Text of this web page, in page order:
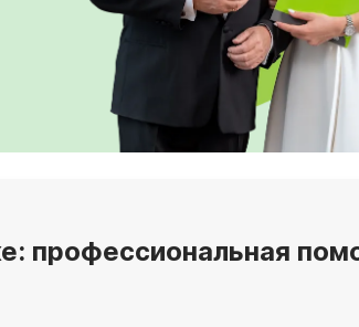
профессиональная